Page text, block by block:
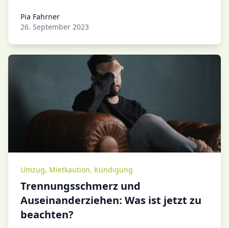
Pia Fahrner
Pia Fahrner
26. September 2023
Umzug, Mietkaution, Kündigung
Trennungsschmerz und
Auseinanderziehen: Was ist jetzt zu
beachten?